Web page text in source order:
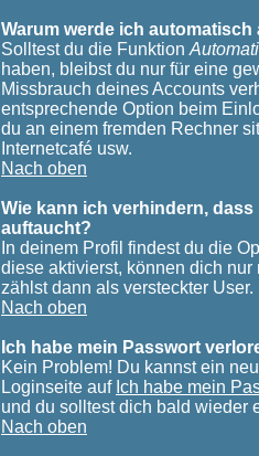
Warum werde ich automatisch
Solltest du die Funktion
haben, bleibst du nur für eine
Missbrauch deines Accounts
entsprechende Option beim
du an einem fremden Rechner
Internetcafé usw.
Nach oben
Wie kann ich verhindern,
auftaucht?
In deinem Profil findest du die
diese aktivierst, können dich
zählst dann als versteckter User.
Nach oben
Ich habe mein Passwort
Kein Problem! Du kannst ein
Loginseite auf Ich habe mein
und du solltest dich bald wieder
Nach oben